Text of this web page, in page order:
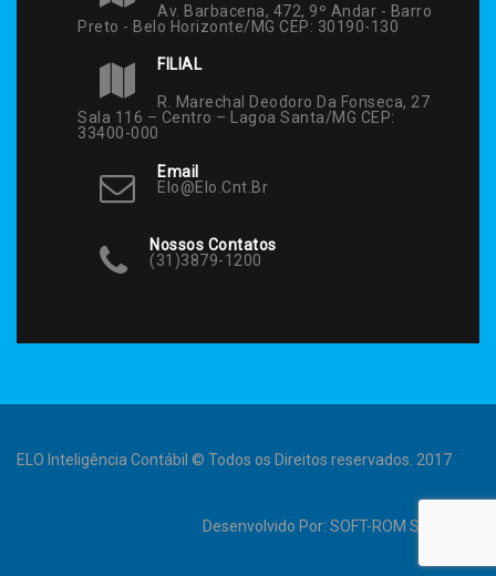
Av. Barbacena, 472, 9º Andar - Barro
Preto - Belo Horizonte/MG CEP: 30190-130
FILIAL
R. Marechal Deodoro Da Fonseca, 27
Sala 116 – Centro – Lagoa Santa/MG CEP:
33400-000
Email
Elo@elo.cnt.br
Nossos Contatos
(31)3879-1200
ELO Inteligência Contábil © Todos os Direitos reservados. 2017
Desenvolvido Por: SOFT-ROM Sistemas